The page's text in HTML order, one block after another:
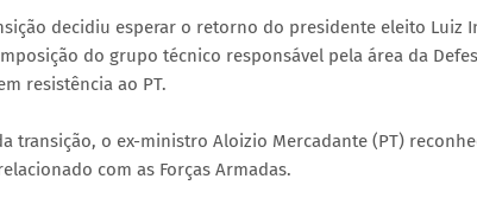
decidiu esperar o retorno do presidente eleito Luiz
do grupo técnico responsável pela área da
resistência ao PT.
transição, o ex-ministro Aloizio Mercadante (PT)
com as Forças Armadas.